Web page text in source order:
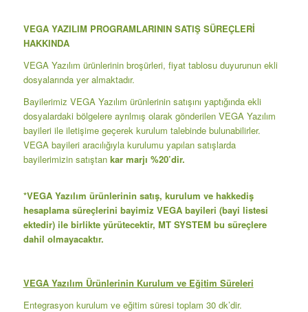
VEGA YAZILIM PROGRAMLARININ SATIŞ SÜREÇLERİ
HAKKINDA
VEGA Yazılım ürünlerinin broşürleri, fiyat tablosu duyurunun ekli
dosyalarında yer almaktadır.
Bayilerimiz VEGA Yazılım ürünlerinin satışını yaptığında ekli
dosyalardaki bölgelere ayrılmış olarak gönderilen VEGA Yazılım
bayileri ile iletişime geçerek kurulum talebinde bulunabilirler.
VEGA bayileri aracılığıyla kurulumu yapılan satışlarda
bayilerimizin satıştan kar marjı %20’dir.
*VEGA Yazılım ürünlerinin satış, kurulum ve hakkediş
hesaplama süreçlerini bayimiz VEGA bayileri (bayi listesi
ektedir) ile birlikte yürütecektir, MT SYSTEM bu süreçlere
dahil olmayacaktır.
VEGA Yazılım Ürünlerinin Kurulum ve Eğitim Süreleri
Entegrasyon kurulum ve eğitim süresi toplam 30 dk’dir.